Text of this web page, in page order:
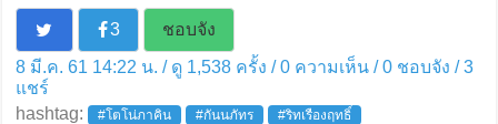
3
ชอบจัง
8 มี.ค. 61 14:22 น. / ดู 1,538 ครั้ง / 0 ความเห็น /0ชอบจัง /3
แชร์
hashtag:
#โตโน่ภาคิน #กันนภัทร #ริทเรืองฤทธิ์